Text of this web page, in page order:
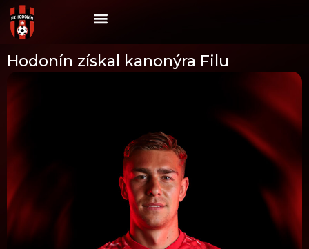
Skip
to
content
Hodonín získal kanonýra Filu